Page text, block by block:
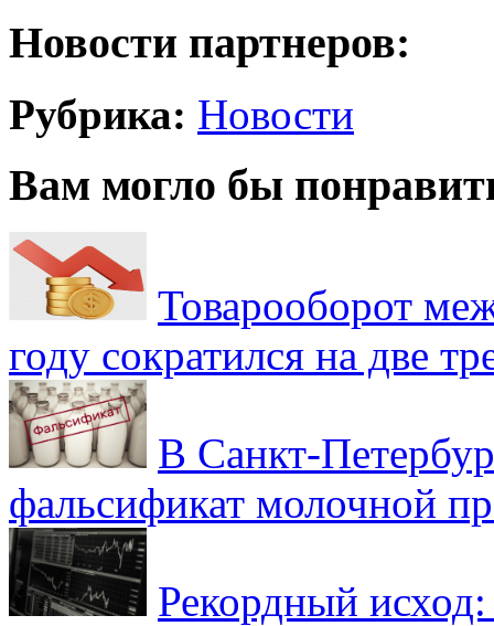
Новости партнеров:
Рубрика: Новости
Вам могло бы
Товарооборот
году сократился на две
В Санкт-
фальсификат молочной
Рекордный